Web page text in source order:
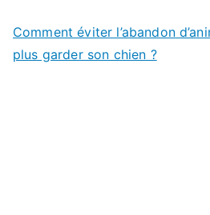
Comment éviter l’abandon
plus garder son chien ?